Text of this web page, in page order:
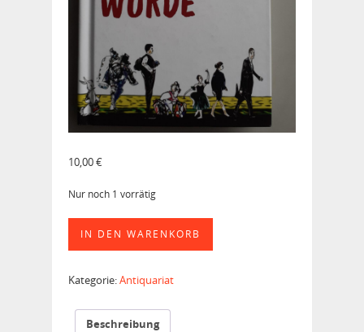
10,00€
Nur noch 1 vorrätig
Mann
wurde
Menge
IN DEN WARENKORB
Kategorie:Antiquariat
Beschreibung